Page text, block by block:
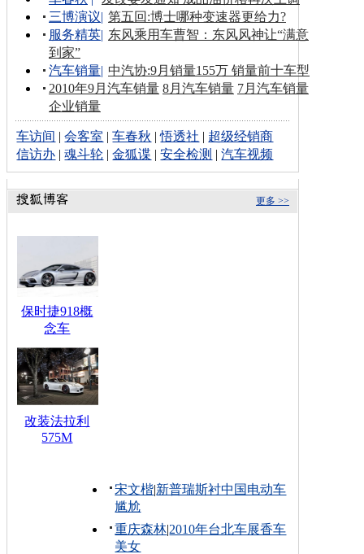
三博演议| 第五回:博士哪种变速器更给力?
服务精英| 东风乘用车曹智：东风风神让“满意
到家”
汽车销量| 中汽协:9月销量155万 销量前十车型
2010年9月汽车销量 8月汽车销量 7月汽车销量
企业销量
车访间 |会客室 |车春秋 |悟透社 | 超级经销商
信访办 |魂斗轮 |金狐谍 |安全检测 |汽车视频
更多 >>
保时捷918概
念车
改装法拉利
575M
宋文楷|新普瑞斯衬中国电动车
尴尬
重庆森林|2010年台北车展香车
美女